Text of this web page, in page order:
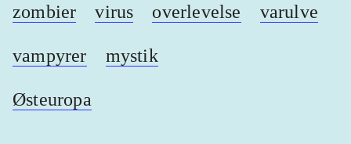
zombier virus overlevelse varulve
vampyrer mystik
Østeuropa